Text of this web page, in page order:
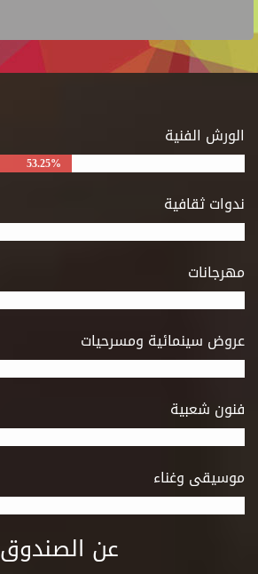
الورش الفنية
53.25%
ندوات ثقافية
مهرجانات
عروض سينمائية ومسرحيات
فنون شعبية
موسيقى وغناء
عن الصندوق